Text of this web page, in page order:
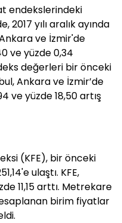
endekslerindeki
yılı aralık ayında
ve İzmir'de
ve yüzde 0,34
değerleri bir önceki
Ankara ve İzmir’de
ve yüzde 18,50 artış
(KFE), bir önceki
ulaştı. KFE,
11,15 arttı. Metrekare
birim fiyatlar